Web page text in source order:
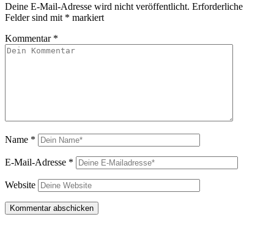
Deine E-Mail-Adresse wird nicht veröffentlicht. Erforderliche
Felder sind mit * markiert
Kommentar *
Name *
E-Mail-Adresse *
Website